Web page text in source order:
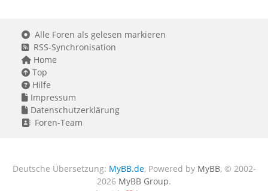
Alle Foren als gelesen markieren
RSS-Synchronisation
Home
Top
Hilfe
Impressum
Datenschutzerklärung
Foren-Team
Deutsche Übersetzung: MyBB.de, Powered by MyBB, © 2002-
2026 MyBB Group.